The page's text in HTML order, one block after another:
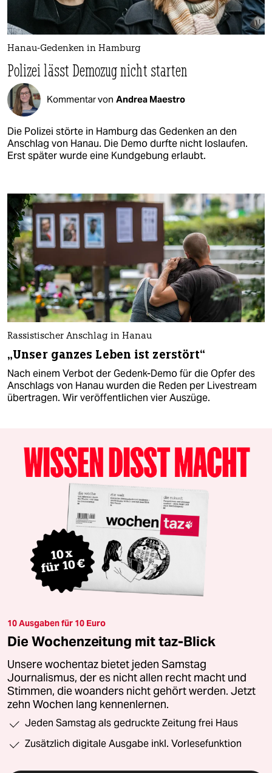
Hanau-Gedenken in Hamburg
Polizei lässt Demozug nicht starten
Kommentar von Andrea Maestro
Die Polizei störte in Hamburg das Gedenken an den
Anschlag von Hanau. Die Demo durfte nicht loslaufen.
Erst später wurde eine Kundgebung erlaubt.
Rassistischer Anschlag in Hanau
„Unser ganzes Leben ist zerstört“
Nach einem Verbot der Gedenk-Demo für die Opfer des
Anschlags von Hanau wurden die Reden per Livestream
übertragen. Wir veröffentlichen vier Auszüge.
10 Ausgaben für 10 Euro
Die Wochenzeitung mit taz-Blick
Unsere wochentaz bietet jeden Samstag
Journalismus, der es nicht allen recht macht und
Stimmen, die woanders nicht gehört werden. Jetzt
zehn Wochen lang kennenlernen.
Jeden Samstag als gedruckte Zeitung frei Haus
Zusätzlich digitale Ausgabe inkl. Vorlesefunktion